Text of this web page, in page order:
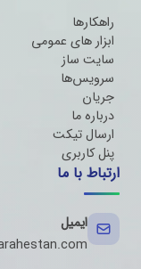
راهکارها
ابزار های عمومی
سایت ساز
سرویس‌ها
جریان
درباره ما
ارسال تیکت
پنل کاربری
ارتباط با ما
ایمیل